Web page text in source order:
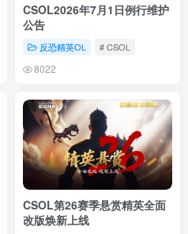
CSOL2026年7月1日例行维护
公告
反恐精英OL # CSOL
8022
CSOL第26赛季悬赏精英全面
改版焕新上线